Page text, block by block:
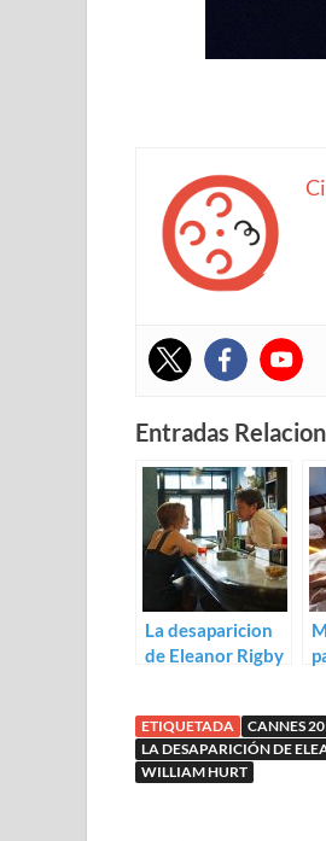
Entradas
La desaparicion
de Eleanor Rigby
ETIQUETADA CANNES
LA DESAPARICIÓN DE
WILLIAM HURT